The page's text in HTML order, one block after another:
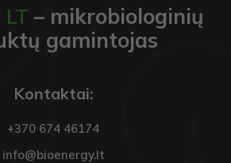
– mikrobiologinių
gamintojas
Kontaktai:
+370 674 46174
info@bioenergy.lt